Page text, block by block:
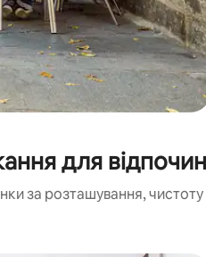
для
за розташування, чистоту